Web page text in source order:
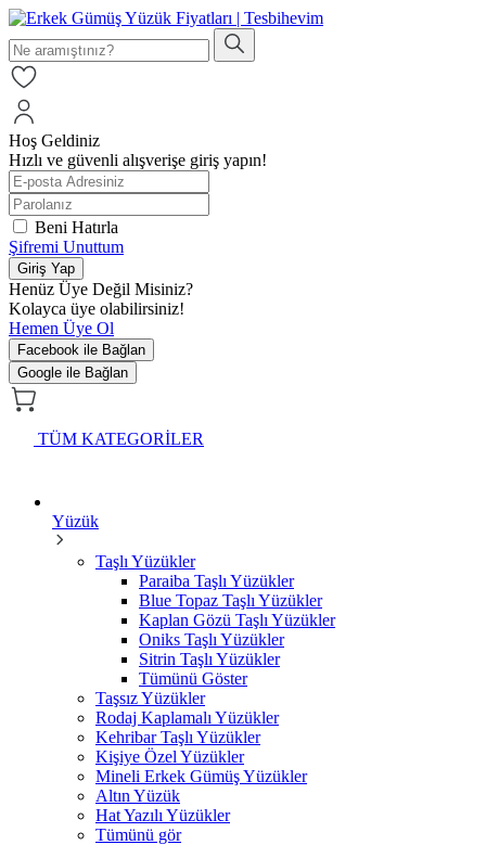
Hoş Geldiniz
Hızlı ve güvenli alışverişe giriş yapın!
Beni Hatırla
Şifremi Unuttum
Giriş Yap
Henüz Üye Değil Misiniz?
Kolayca üye olabilirsiniz!
Hemen Üye Ol
Facebook ile Bağlan
Google ile Bağlan
TÜM KATEGORİLER
Yüzük
Taşlı Yüzükler
Paraiba Taşlı Yüzükler
Blue Topaz Taşlı Yüzükler
Kaplan Gözü Taşlı Yüzükler
Oniks Taşlı Yüzükler
Sitrin Taşlı Yüzükler
Tümünü Göster
Taşsız Yüzükler
Rodaj Kaplamalı Yüzükler
Kehribar Taşlı Yüzükler
Kişiye Özel Yüzükler
Mineli Erkek Gümüş Yüzükler
Altın Yüzük
Hat Yazılı Yüzükler
Tümünü gör